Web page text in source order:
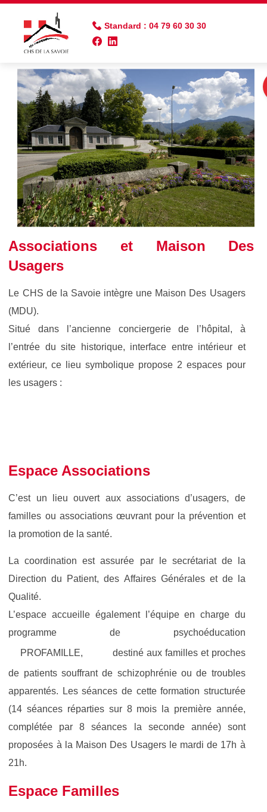
Standard : 04 79 60 30 30
Associations et Maison Des
Usagers
Le CHS de la Savoie intègre une Maison Des Usagers
(MDU).
Situé dans l’ancienne conciergerie de l’hôpital, à
l’entrée du site historique, interface entre intérieur et
extérieur, ce lieu symbolique propose 2 espaces pour
les usagers :
Espace Associations
C’est un lieu ouvert aux associations d’usagers, de
familles ou associations œuvrant pour la prévention et
la promotion de la santé.
La coordination est assurée par le secrétariat de la
Direction du Patient, des Affaires Générales et de la
Qualité.
L’espace accueille également l’équipe en charge du
programme de psychoéducation
PROFAMILLE,
destiné aux familles et proches
de patients souffrant de schizophrénie ou de troubles
apparentés. Les séances de cette formation structurée
(14 séances réparties sur 8 mois la première année,
complétée par 8 séances la seconde année) sont
proposées à la Maison Des Usagers le mardi de 17h à
21h.
Espace Familles